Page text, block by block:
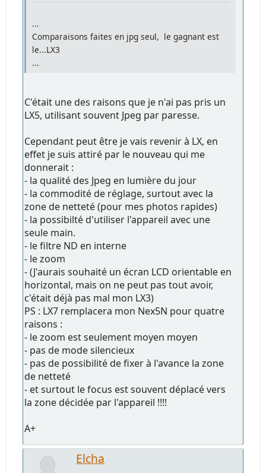
...
Comparaisons faites en jpg seul, le gagnant est
le...LX3
...
C'était une des raisons que je n'ai pas pris un
LX5, utilisant souvent Jpeg par paresse.
Cependant peut être je vais revenir à LX, en
effet je suis attiré par le nouveau qui me
donnerait :
- la qualité des Jpeg en lumière du jour
- la commodité de réglage, surtout avec la
zone de netteté (pour mes photos rapides)
- la possibilté d'utiliser l'appareil avec une
seule main.
- le filtre ND en interne
- le zoom
- (J'aurais souhaité un écran LCD orientable en
horizontal, mais on ne peut pas tout avoir,
c'était déjà pas mal mon LX3)
PS : LX7 remplacera mon Nex5N pour quatre
raisons :
- le zoom est seulement moyen moyen
- pas de mode silencieux
- pas de possibilité de fixer à l'avance la zone
de netteté
- et surtout le focus est souvent déplacé vers
la zone décidée par l'appareil !!!!
A+
Elcha